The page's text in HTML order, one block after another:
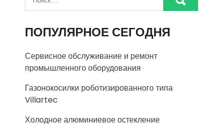
ПОПУЛЯРНОЕ СЕГОДНЯ
Сервисное обслуживание и ремонт
промышленного оборудования
Газонокосилки роботизированного типа
Villartec
Холодное алюминиевое остекление